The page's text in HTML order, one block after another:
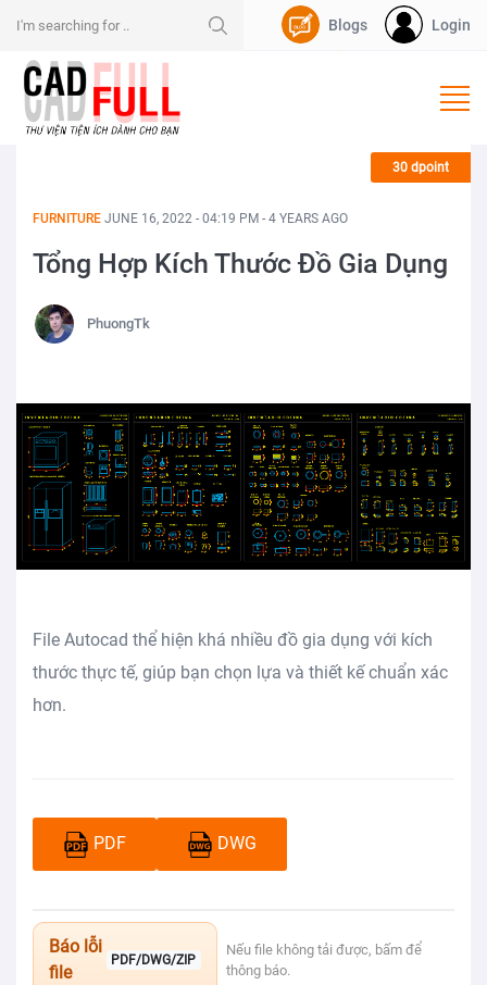
Login
Blogs
FURNITURE JUNE 16, 2022 - 04:19 PM - 4 YEARS AGO
Tổng Hợp Kích Thước Đồ Gia Dụng
PhuongTk
30 dpoint
File Autocad thể hiện khá nhiều đồ gia dụng với kích
thước thực tế, giúp bạn chọn lựa và thiết kế chuẩn xác
hơn.
PDF DWG
Báo lỗi
file
PDF/DWG/ZIP
Nếu file không tải được, bấm để
thông báo.